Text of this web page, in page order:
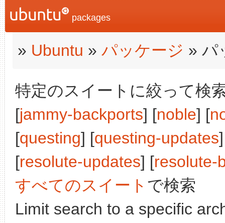
packages
» Ubuntu » パッケージ » パ
特定のスイートに絞って検
[jammy-backports] [noble] [
[questing] [questing-updates
[resolute-updates] [resolute-
すべてのスイート で検索
Limit search to a specific